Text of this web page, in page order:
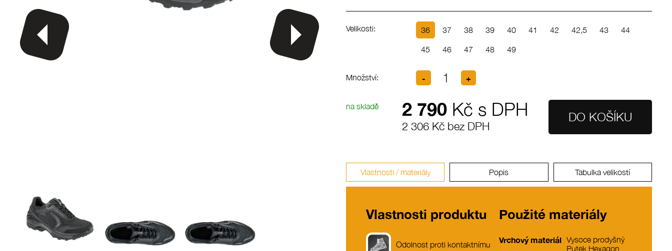
Velikosti: 36 37 38 39 40 41 42 42,5 43 44
45 46 47 48 49
Množství:
na skladě 2 790 Kč s DPH
2 306 Kč bez DPH
Vlastnosti / materiály Popis Tabulka velikostí
Vlastnosti produktu
Odolnost proti kontaktnímu
Použité materiály
Vrchový materiál Vysoce prodyšný
Putek Hexagon